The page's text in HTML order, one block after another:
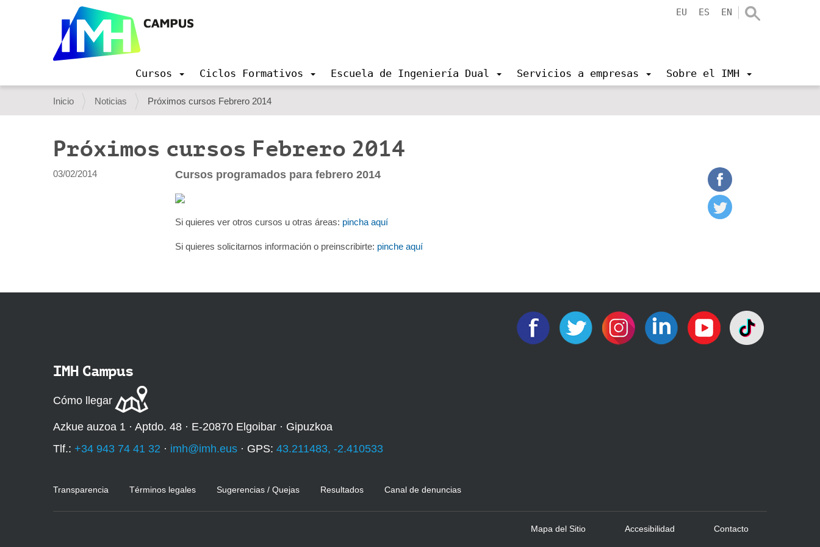
EU ES EN
v
a
c
i
Cursos Ciclos Formativos Escuela de Ingeniería Dual Servicios a empresas Sobre el IMH
U
s
e
d
Inicio Noticias Próximos cursos Febrero 2014
Próximos cursos Febrero 2014
03/02/2014 Cursos programados para febrero 2014
Si quieres ver otros cursos u otras áreas: pincha aquí
Si quieres solicitarnos información o preinscribirte: pinche aquí
IMH Campus
Cómo llegar
Azkue auzoa 1 · Aptdo. 48 · E-20870 Elgoibar · Gipuzkoa
Tlf.: +34 943 74 41 32 · imh@imh.eus · GPS: 43.211483, -2.410533
Transparencia Términos legales Sugerencias / Quejas Resultados Canal de denuncias
Mapa del Sitio Accesibilidad Contacto